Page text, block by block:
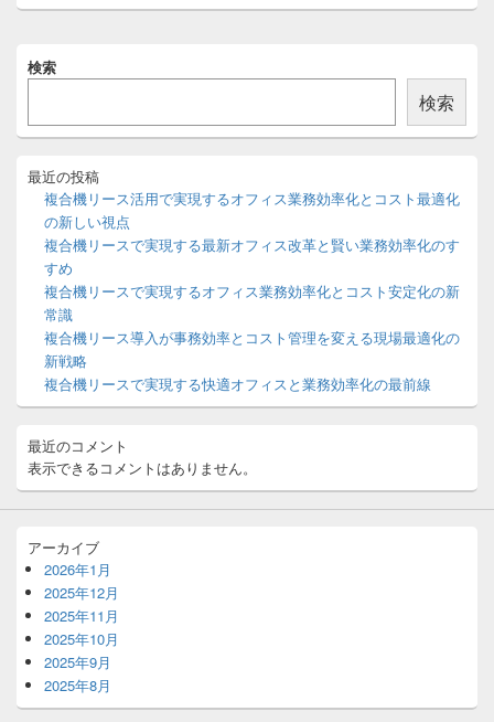
イ
イ
バ
検索
検索
最近の投稿
複合機リース活用で実現するオフィス業務効率化とコスト最適化
の新しい視点
複合機リースで実現する最新オフィス改革と賢い業務効率化のす
すめ
複合機リースで実現するオフィス業務効率化とコスト安定化の新
常識
複合機リース導入が事務効率とコスト管理を変える現場最適化の
新戦略
複合機リースで実現する快適オフィスと業務効率化の最前線
最近のコメント
表示できるコメントはありません。
アーカイブ
2026年1月
2025年12月
2025年11月
2025年10月
2025年9月
2025年8月